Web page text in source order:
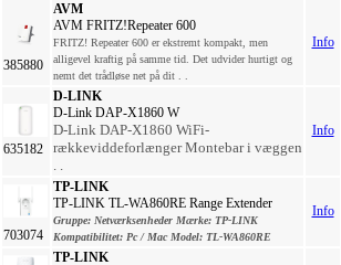
385880
AVM
AVM FRITZ!Repeater 600
FRITZ! Repeater 600 er ekstremt kompakt, men
alligevel kraftig på samme tid. Det udvider hurtigt og
nemt det trådløse net på dit . .
Info
635182
D-LINK
D-Link DAP-X1860 W
D-Link DAP-X1860 WiFi-
rækkeviddeforlænger Montebar i væggen
. .
Info
703074
TP-LINK
TP-LINK TL-WA860RE Range Extender
Gruppe: Netværksenheder Mærke: TP-LINK
Kompatibilitet: Pc / Mac Model: TL-WA860RE
Info
TP-LINK